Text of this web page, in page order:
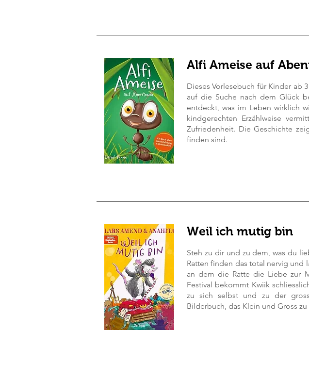
Alfi Ameise auf
Dieses Vorlesebuch für Kinder ab
auf die Suche nach dem Glück
entdeckt, was im Leben wirklich
kindgerechten Erzählweise
Zufriedenheit. Die Geschichte
finden sind.
Weil ich mutig bin
Steh zu dir und zu dem, was du
Ratten finden das total nervig und
an dem die Ratte die Liebe zur
Festival bekommt Kwiik
zu sich selbst und zu der
Bilderbuch, das Klein und Gross